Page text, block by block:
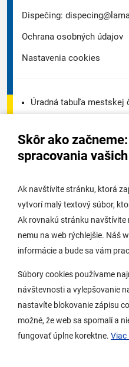
Skôr ako
spracovania
Ak navštívite stránku, ktorá
vytvorí malý textový súbor,
Ak rovnakú stránku navštívite
nemu na web rýchlejšie. Náš
informácie a bude sa vám
Súbory cookies používame
návštevnosti a vylepšovanie
nastavíte blokovanie zápisu
možné, že web sa spomalí a
fungovať úplne korektne. Viac
Dispečing:
Ochrana osobných údajov
Nastavenia cookies
Úradná tabuľa mestskej
Úradná tabuľa
Potrebujem vybaviť
Samospráva
O Lamači
Mobilná aplikácia